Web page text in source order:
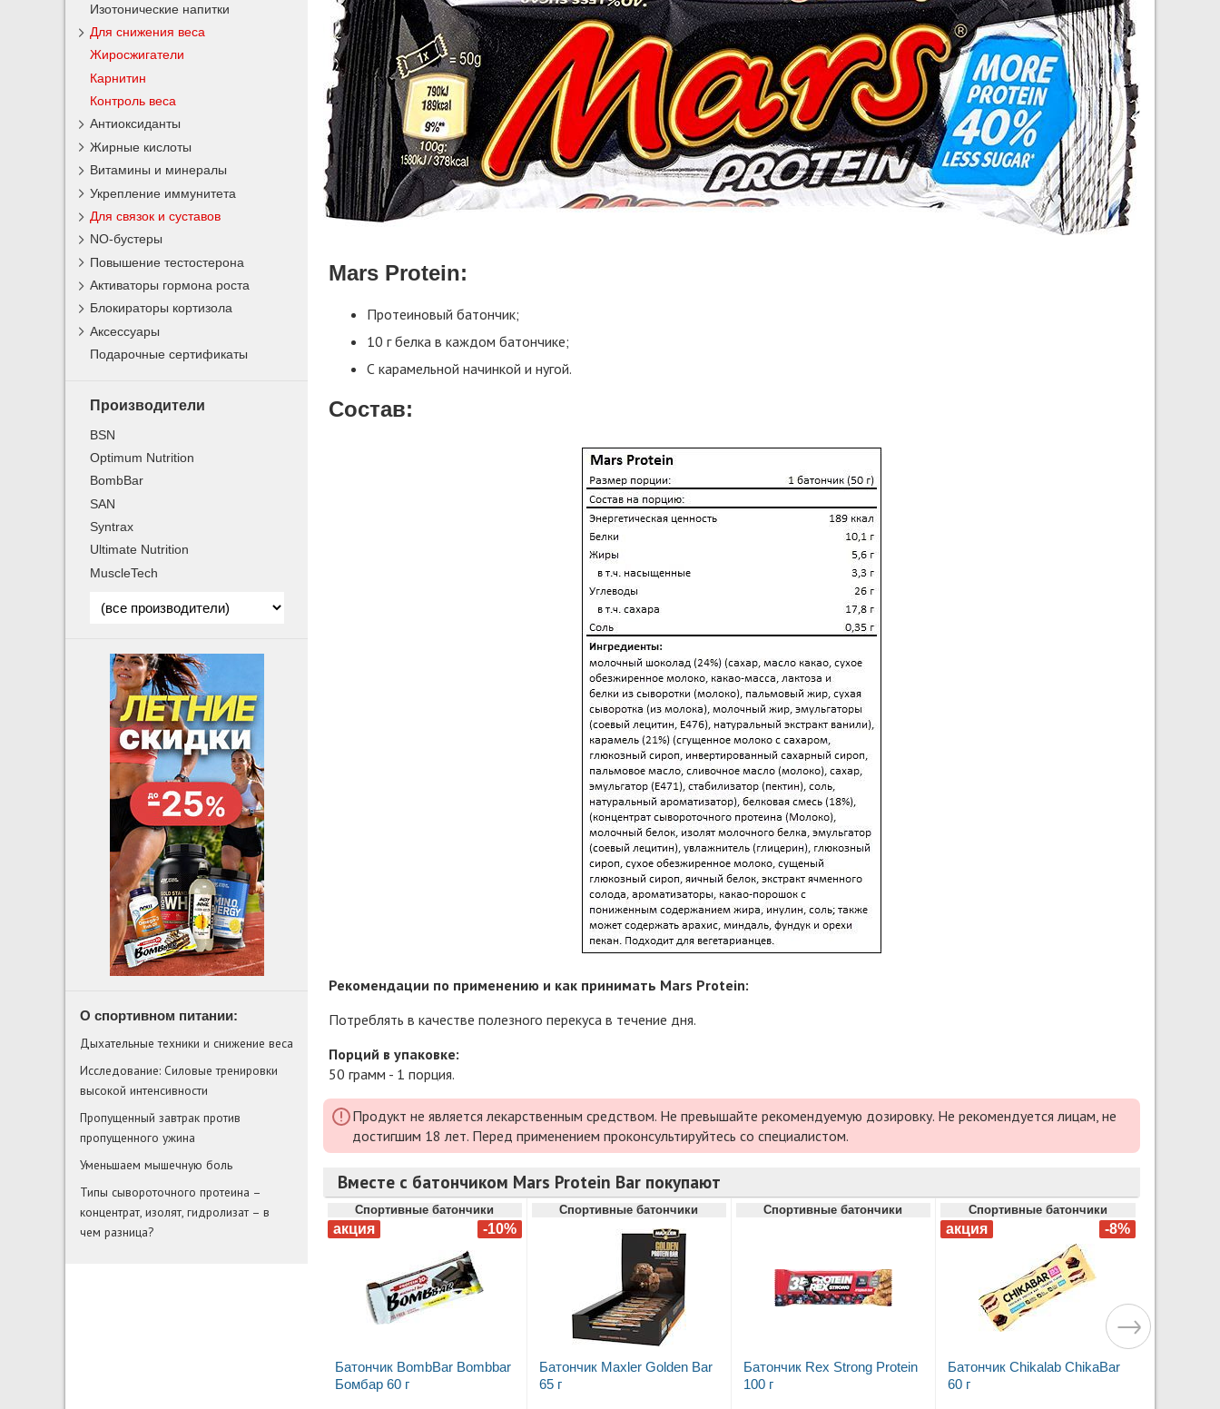
Mars Protein:
Протеиновый батончик;
10 г белка в каждом батончике;
С карамельной начинкой и нугой.
Состав:
Рекомендации по применению и как принимать Mars Protein:
Потреблять в качестве полезного перекуса в течение дня.
Порций в упаковке:
50 грамм - 1 порция.
Продукт не является лекарственным средством. Не превышайте рекомендуемую дозировку. Не рекомендуется лицам, не
достигшим 18 лет. Перед применением проконсультируйтесь со специалистом.
Вместе с батончиком Mars Protein Bar покупают
Спортивные батончики
Батончик BombBar Bombbar
Бомбар 60 г
Спортивные батончики
Батончик Maxler Golden Bar
65 г
Спортивные батончики
Батончик Rex Strong Protein
100 г
Спортивные батончики
Батончик Chikalab ChikaBar
60 г
Изотонические напитки
Для снижения веса
Жиросжигатели
Карнитин
Контроль веса
Антиоксиданты
Жирные кислоты
Витамины и минералы
Укрепление иммунитета
Для связок и суставов
NO-бустеры
Повышение тестостерона
Активаторы гормона роста
Блокираторы кортизола
Аксессуары
Подарочные сертификаты
Производители
BSN
Optimum Nutrition
BombBar
SAN
Syntrax
Ultimate Nutrition
MuscleTech
О спортивном питании:
Дыхательные техники и снижение веса
Исследование: Силовые тренировки
высокой интенсивности
Пропущенный завтрак против
пропущенного ужина
Уменьшаем мышечную боль
Типы сывороточного протеина –
концентрат, изолят, гидролизат – в
чем разница?